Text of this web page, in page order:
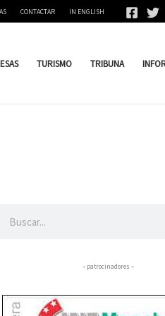
CONTACTAR IN ENGLISH
TURISMO TRIBUNA
– patrocinadores –